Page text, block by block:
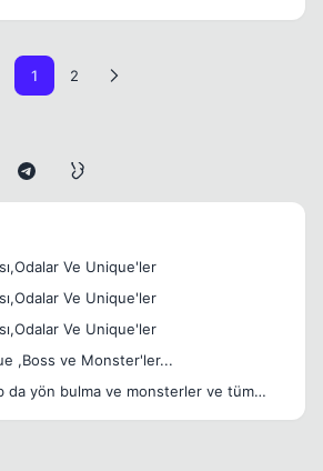
1 2
Ve Unique'ler
Ve Unique'ler
Ve Unique'ler
,Boss ve Monster'ler...
da yön bulma ve monsterler ve tüm